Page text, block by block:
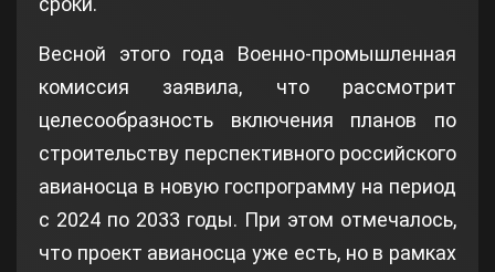
Весной этого года Военно-промышленная
комиссия заявила, что рассмотрит
целесообразность включения планов по
строительству перспективного российского
авианосца в новую госпрограмму на период
с 2024 по 2033 годы. При этом отмечалось,
что проект авианосца уже есть, но в рамках